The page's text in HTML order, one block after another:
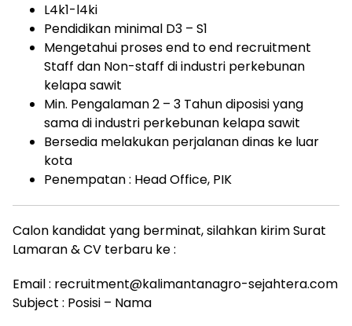
L4k1-l4ki
Pendidikan minimal D3 – S1
Mengetahui proses end to end recruitment
Staff dan Non-staff di industri perkebunan
kelapa sawit
Min. Pengalaman 2 – 3 Tahun diposisi yang
sama di industri perkebunan kelapa sawit
Bersedia melakukan perjalanan dinas ke luar
kota
Penempatan : Head Office, PIK
Calon kandidat yang berminat, silahkan kirim Surat
Lamaran & CV terbaru ke :
Email : recruitment@kalimantanagro-sejahtera.com
Subject : Posisi – Nama